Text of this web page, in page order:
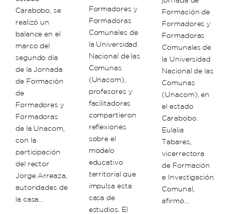
Carabobo, se
realizó un
balance en el
marco del
segundo día
de la Jornada
de Formación
de
Formadores y
Formadoras
de la Unacom,
con la
participación
del rector
Jorge Arreaza,
autoridades de
la casa…
Formadores y
Formadoras
Comunales de
la Universidad
Nacional de las
Comunas
(Unacom),
profesores y
facilitadores
compartieron
reflexiones
sobre el
modelo
educativo
territorial que
impulsa esta
casa de
estudios. El
Formación de
Formadores y
Formadoras
Comunales de
la Universidad
Nacional de las
Comunas
(Unacom), en
el estado
Carabobo.
Eulalia
Tabares,
vicerrectora
de Formación
e Investigación
Comunal,
afirmó…